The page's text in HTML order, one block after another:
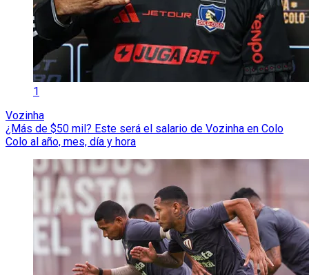
1
Vozinha
¿Más de $50 mil? Este será el salario de Vozinha en Colo
Colo al año, mes, día y hora